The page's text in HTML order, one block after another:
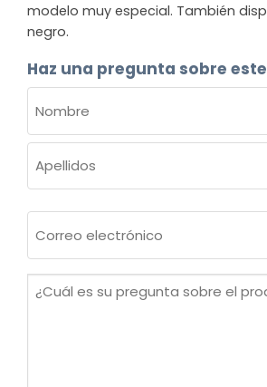
modelo muy especial. También
negro.
Haz una pregunta sobre
(OBLIGATORIO)
Nombre
electrónico
¿Cuál